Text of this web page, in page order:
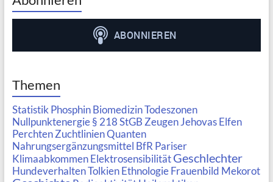
Themen
Statistik Phosphin BiomedizinTodeszonen
Nullpunktenergie § 218 StGB Zeugen Jehovas Elfen
Perchten ZuchtlinienQuanten
Nahrungsergänzungsmittel BfR Pariser
Klimaabkommen Elektrosensibilität Geschlechter
HundeverhaltenTolkien Ethnologie Frauenbild Mekorot